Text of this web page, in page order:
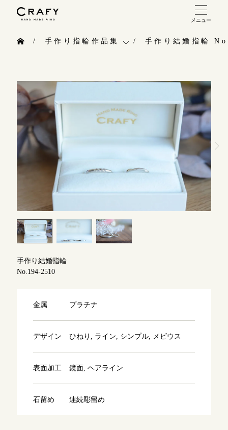
メニュー
指輪制作の流れ
オーダーメイド 結婚指輪・婚約指輪
指輪作品集
インタビュー
工房一覧
よくあるご質問
アフターケア・保証
ブログ
手作り指輪作品集
お問い合わせ
お客様インタビュー
指輪のハンドメイド・手作り
CRAFYについて
結婚指輪手作り工房のご案内
手作り結婚指輪
手作り結婚指輪
No.194-2510
金属 プラチナ
デザイン ひねり, ライン, シンプル, メビウス
表面加工 鏡面, ヘアライン
石留め 連続彫留め
10:00～18:00 /年中無休
年末年始は除く
目黒本店
表参道店 来店ご予約
吉祥寺店
川越店 来店ご予約
軽井沢店 来店ご予約
大阪本店